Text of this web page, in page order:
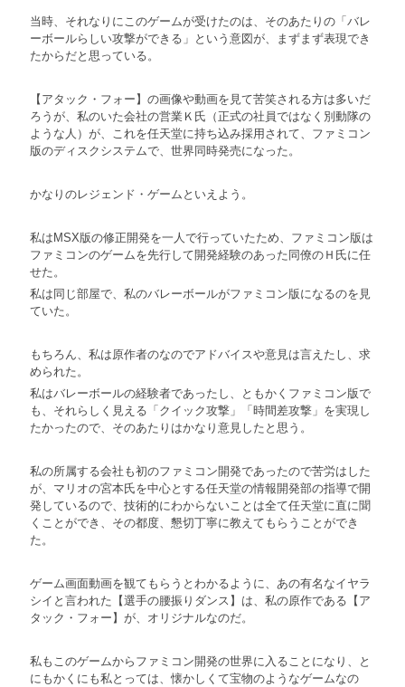
当時、それなりにこのゲームが受けたのは、そのあたりの「バレ
ーボールらしい攻撃ができる」という意図が、まずまず表現でき
たからだと思っている。
【アタック・フォー】の画像や動画を見て苦笑される方は多いだ
ろうが、私のいた会社の営業Ｋ氏（正式の社員ではなく別動隊の
ような人）が、これを任天堂に持ち込み採用されて、ファミコン
版のディスクシステムで、世界同時発売になった。
かなりのレジェンド・ゲームといえよう。
私はMSX版の修正開発を一人で行っていたため、ファミコン版は
ファミコンのゲームを先行して開発経験のあった同僚のＨ氏に任
せた。
私は同じ部屋で、私のバレーボールがファミコン版になるのを見
ていた。
もちろん、私は原作者のなのでアドバイスや意見は言えたし、求
められた。
私はバレーボールの経験者であったし、ともかくファミコン版で
も、それらしく見える「クイック攻撃」「時間差攻撃」を実現し
たかったので、そのあたりはかなり意見したと思う。
私の所属する会社も初のファミコン開発であったので苦労はした
が、マリオの宮本氏を中心とする任天堂の情報開発部の指導で開
発しているので、技術的にわからないことは全て任天堂に直に聞
くことができ、その都度、懇切丁寧に教えてもらうことができ
た。
ゲーム画面動画を観てもらうとわかるように、あの有名なイヤラ
シイと言われた【選手の腰振りダンス】は、私の原作である【ア
タック・フォー】が、オリジナルなのだ。
私もこのゲームからファミコン開発の世界に入ることになり、と
にもかくにも私とっては、懐かしくて宝物のようなゲームなの